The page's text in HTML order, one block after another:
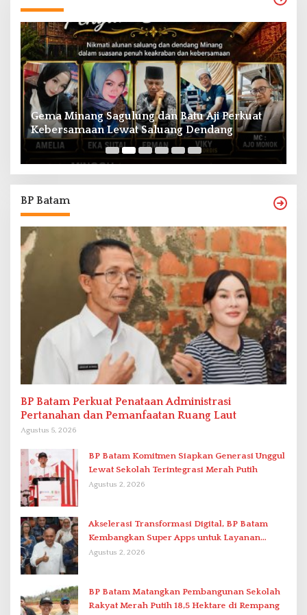
Gema Minang Sagulung dan Batu Aji Perkuat
Kebersamaan Lewat Saluang Dendang
BP Batam
BP Batam Perkuat Penataan Administrasi
Pertanahan dan Pemanfaatan Ruang Laut
Agustus 5, 2026
BP Batam Komitmen Siapkan Generasi Unggul
Lewat Sekolah Terintegrasi Merah Putih
Agustus 2, 2026
Akselerasi Transformasi Digital, BP Batam
Kembangkan Super Apps untuk Layanan
Terpadu
Agustus 2, 2026
BP Batam Matangkan Pembangunan Sekolah
Rakyat Merah Putih 18,5 Hektare di Rempang